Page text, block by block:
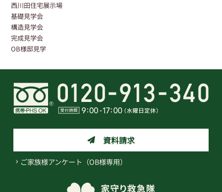
西川田住宅展示場
基礎見学会
構造見学会
完成見学会
OB様邸見学
資料請求
ご家族様アンケート（OB様専用）